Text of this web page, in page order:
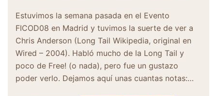
Estuvimos la semana pasada en el Evento
FICOD08 en Madrid y tuvimos la suerte de ver a
Chris Anderson (Long Tail Wikipedia, original en
Wired – 2004). Habló mucho de la Long Tail y
poco de Free! (o nada), pero fue un gustazo
poder verlo. Dejamos aquí unas cuantas notas:…